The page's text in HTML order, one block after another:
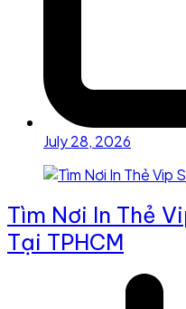
July 28, 2026
Tìm Nơi In Thẻ
Tại TPHCM